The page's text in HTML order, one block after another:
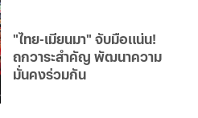
"ไทย-เมียนมา" จับมือแน่น!
ถกวาระสำคัญ พัฒนาความ
มั่นคงร่วมกัน